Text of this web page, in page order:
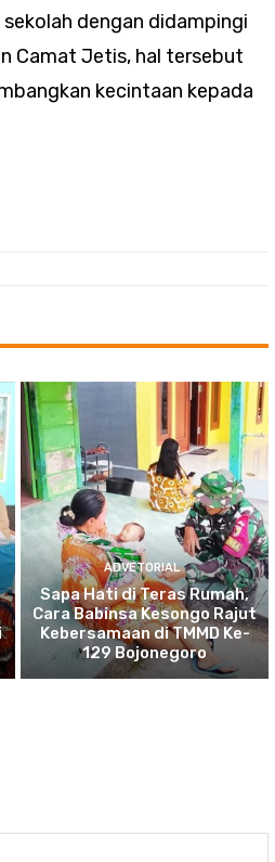
dengan didampingi
Camat Jetis, hal tersebut
kecintaan kepada
ADVETORIAL
Sapa Hati di Teras Rumah,
Cara Babinsa Kesongo Rajut
Kebersamaan di TMMD Ke-
129 Bojonegoro